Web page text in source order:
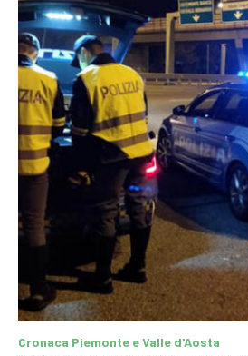
Cronaca Piemonte e Valle d'Aosta